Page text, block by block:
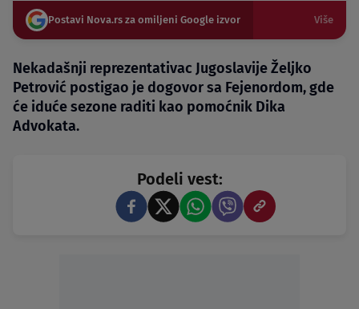
Postavi Nova.rs za omiljeni Google izvor Više
Nekadašnji reprezentativac Jugoslavije Željko
Petrović postigao je dogovor sa Fejenordom, gde
će iduće sezone raditi kao pomoćnik Dika
Advokata.
Podeli vest: